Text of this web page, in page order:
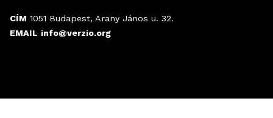
CÍM 1051 Budapest, Arany János u. 32.
EMAIL info@verzio.org